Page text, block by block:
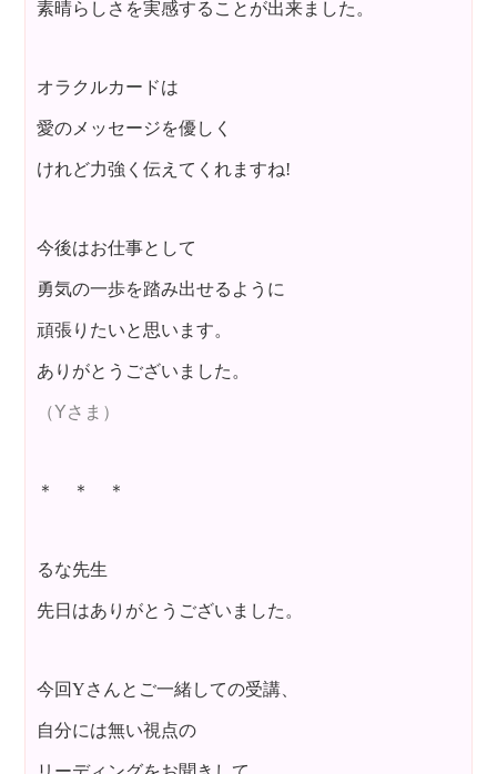
素晴らしさを実感することが出来ました。
オラクルカードは
愛のメッセージを優しく
けれど力強く伝えてくれますね!
今後はお仕事として
勇気の一歩を踏み出せるように
頑張りたいと思います。
ありがとうございました。
（Yさま）
＊ ＊ ＊
るな先生
先日はありがとうございました。
今回Yさんとご一緒しての受講、
自分には無い視点の